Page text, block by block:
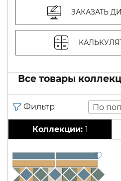
ЗАКАЗАТЬ
Все товары
По
1